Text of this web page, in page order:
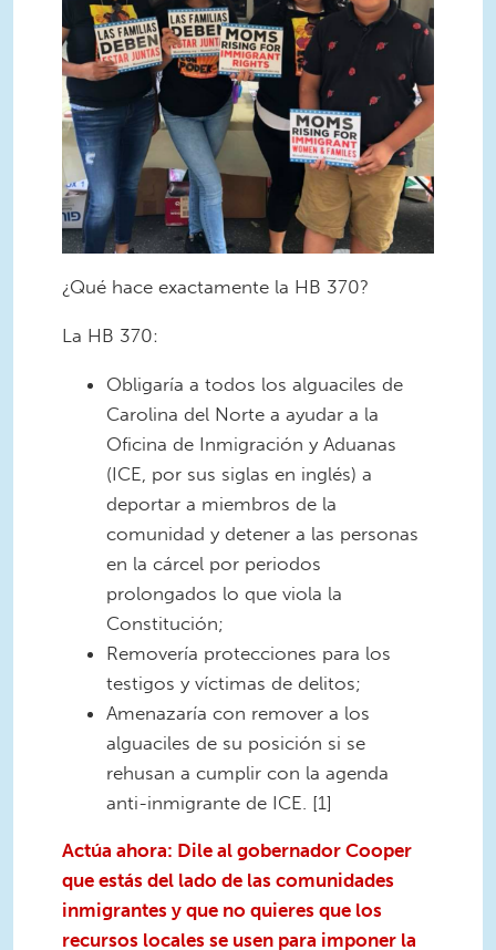
¿Qué hace exactamente la HB 370?
La HB 370:
Obligaría a todos los alguaciles de
Carolina del Norte a ayudar a la
Oficina de Inmigración y Aduanas
(ICE, por sus siglas en inglés) a
deportar a miembros de la
comunidad y detener a las personas
en la cárcel por periodos
prolongados lo que viola la
Constitución;
Removería protecciones para los
testigos y víctimas de delitos;
Amenazaría con remover a los
alguaciles de su posición si se
rehusan a cumplir con la agenda
anti-inmigrante de ICE. [1]
Actúa ahora: Dile al gobernador Cooper
que estás del lado de las comunidades
inmigrantes y que no quieres que los
recursos locales se usen para imponer la